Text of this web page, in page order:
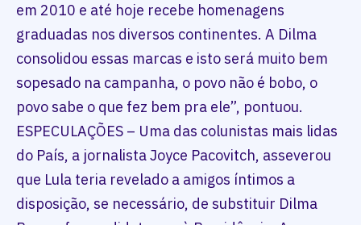
em 2010 e até hoje recebe homenagens
graduadas nos diversos continentes. A Dilma
consolidou essas marcas e isto será muito bem
sopesado na campanha, o povo não é bobo, o
povo sabe o que fez bem pra ele”, pontuou.
ESPECULAÇÕES – Uma das colunistas mais lidas
do País, a jornalista Joyce Pacovitch, asseverou
que Lula teria revelado a amigos íntimos a
disposição, se necessário, de substituir Dilma